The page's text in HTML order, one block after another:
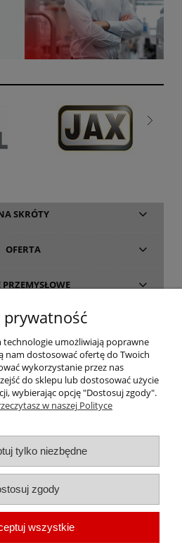
SKRÓTY
OFERTA
PRZEMYSŁOWE
O FIRMIE
środków smarnych firmy ALVESTA |
spożywczego | Olej do sprężarek
Shell | Oleje Eni AGIP | Smar JAX
prywatność
technologie umożliwiają poprawne
nam dostosować ofertę do Twoich
wykorzystanie przez nas
do sklepu lub dostosować użycie
wybierając opcję "Dostosuj zgody".
w naszej Polityce
tylko niezbędne
zgody
wszystkie